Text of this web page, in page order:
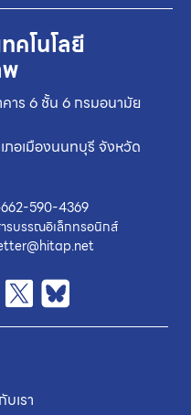
คโนโลยี
าร 6 ชั้น 6 กรมอนามัย
อเมืองนนทบุรี จังหวัด
590-4369
รบรรณอิเล็กทรอนิกส์
เรา